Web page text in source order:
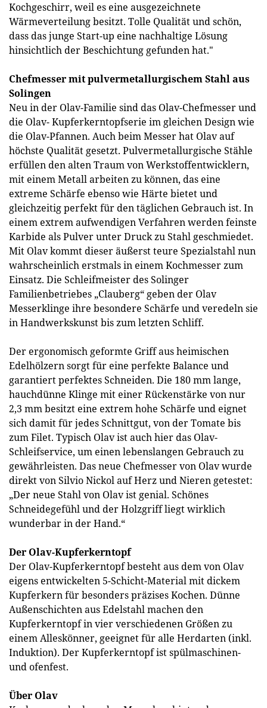
Kochgeschirr, weil es eine ausgezeichnete
Wärmeverteilung besitzt. Tolle Qualität und schön,
dass das junge Start-up eine nachhaltige Lösung
hinsichtlich der Beschichtung gefunden hat."
Chefmesser mit pulvermetallurgischem Stahl aus
Solingen
Neu in der Olav-Familie sind das Olav-Chefmesser und
die Olav- Kupferkerntopfserie im gleichen Design wie
die Olav-Pfannen. Auch beim Messer hat Olav auf
höchste Qualität gesetzt. Pulvermetallurgische Stähle
erfüllen den alten Traum von Werkstoffentwicklern,
mit einem Metall arbeiten zu können, das eine
extreme Schärfe ebenso wie Härte bietet und
gleichzeitig perfekt für den täglichen Gebrauch ist. In
einem extrem aufwendigen Verfahren werden feinste
Karbide als Pulver unter Druck zu Stahl geschmiedet.
Mit Olav kommt dieser äußerst teure Spezialstahl nun
wahrscheinlich erstmals in einem Kochmesser zum
Einsatz. Die Schleifmeister des Solinger
Familienbetriebes „Clauberg“ geben der Olav
Messerklinge ihre besondere Schärfe und veredeln sie
in Handwerkskunst bis zum letzten Schliff.
Der ergonomisch geformte Griff aus heimischen
Edelhölzern sorgt für eine perfekte Balance und
garantiert perfektes Schneiden. Die 180 mm lange,
hauchdünne Klinge mit einer Rückenstärke von nur
2,3 mm besitzt eine extrem hohe Schärfe und eignet
sich damit für jedes Schnittgut, von der Tomate bis
zum Filet. Typisch Olav ist auch hier das Olav-
Schleifservice, um einen lebenslangen Gebrauch zu
gewährleisten. Das neue Chefmesser von Olav wurde
direkt von Silvio Nickol auf Herz und Nieren getestet:
„Der neue Stahl von Olav ist genial. Schönes
Schneidegefühl und der Holzgriff liegt wirklich
wunderbar in der Hand.“
Der Olav-Kupferkerntopf
Der Olav-Kupferkerntopf besteht aus dem von Olav
eigens entwickelten 5-Schicht-Material mit dickem
Kupferkern für besonders präzises Kochen. Dünne
Außenschichten aus Edelstahl machen den
Kupferkerntopf in vier verschiedenen Größen zu
einem Alleskönner, geeignet für alle Herdarten (inkl.
Induktion). Der Kupferkerntopf ist spülmaschinen-
und ofenfest.
Über Olav